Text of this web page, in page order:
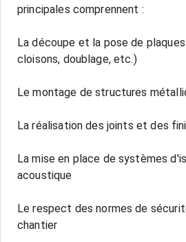
principales comprennent :
La découpe et la pose de
cloisons, doublage, etc.)
Le montage de structures
La réalisation des joints et des
La mise en place de systèmes
acoustique
Le respect des normes de
chantier